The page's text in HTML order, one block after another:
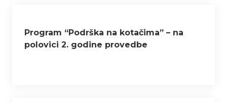
Program “Podrška na kotačima” – na
polovici 2. godine provedbe